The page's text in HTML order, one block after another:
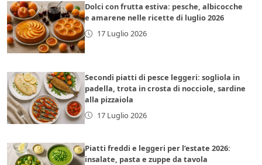
Dolci con frutta estiva: pesche, albicocche
e amarene nelle ricette di luglio 2026
17 Luglio 2026
Secondi piatti di pesce leggeri: sogliola in
padella, trota in crosta di nocciole, sardine
alla pizzaiola
17 Luglio 2026
Piatti freddi e leggeri per l’estate 2026:
insalate, pasta e zuppe da tavola